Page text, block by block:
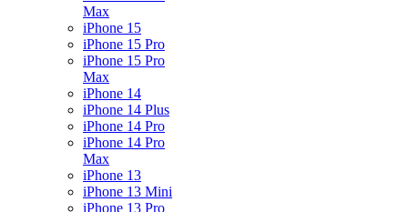
Max
iPhone 15
iPhone 15 Pro
iPhone 15 Pro
Max
iPhone 14
iPhone 14 Plus
iPhone 14 Pro
iPhone 14 Pro
Max
iPhone 13
iPhone 13 Mini
iPhone 13 Pro